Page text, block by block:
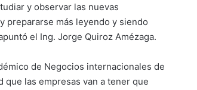
y observar las nuevas
prepararse más leyendo y siendo
el Ing. Jorge Quiroz Amézaga.
de Negocios internacionales de
que las empresas van a tener que